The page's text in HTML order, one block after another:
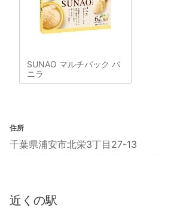
SUNAO マルチパック バ
ニラ
住所
千葉県浦安市北栄3丁目27-13
近くの駅